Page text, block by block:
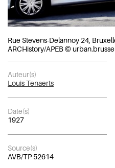
Rue Stevens-Delannoy 24,
ARCHistory/APEB ©
Auteur(s)
Louis Tenaerts
Date(s)
1927
Source(s)
AVB/TP 52614